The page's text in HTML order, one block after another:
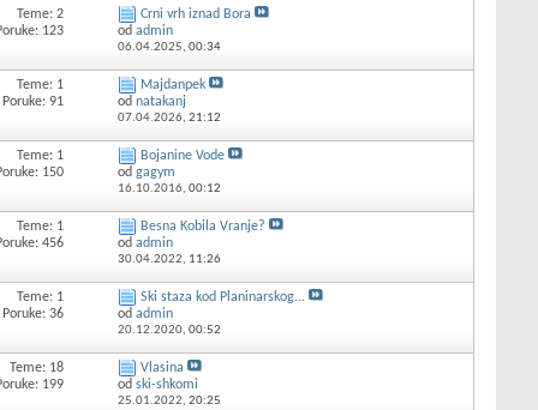
Teme: 2
123
Crni vrh iznad Bora
od admin
06.04.2025, 00:34
Teme: 1
Poruke: 91
Majdanpek
od natakanj
07.04.2026, 21:12
Teme: 1
150
Bojanine Vode
od gagym
16.10.2016, 00:12
Teme: 1
456
Besna Kobila Vranje?
od admin
30.04.2022, 11:26
Teme: 1
Poruke: 36
Ski staza kod Planinarskog...
od admin
20.12.2020, 00:52
Teme: 18
199
Vlasina
od ski-shkomi
25.01.2022, 20:25